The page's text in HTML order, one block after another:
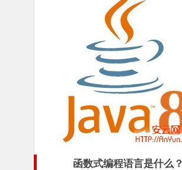
函数式编程语言是什么？